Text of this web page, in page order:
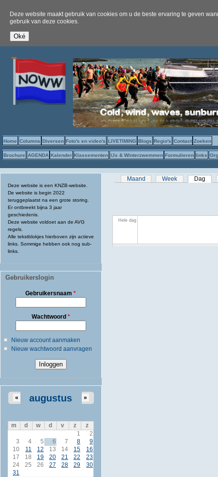
Deze website maakt gebruik van cookies om u de beste ervaring te geven
gebruik van deze cookies.
Home Columns Diversen Foto's en video's LIVETIMING Blogs Regio's Contact Zoeken
Brochure AGENDA Kalender Klassementen IJs & Winterzwemmen Formulieren links
Deze website is een KNZB-website.
De website is begin 2022
teruggeplaatst na een grote storing.
Er ontbreekt bijna 3 jaar
geschiedenis.
Deze website voldoet aan de AVG
regels.
Alle tekstblokjes hierboven zijn actieve
links. Sommige hebben ook nog sub-
links.
Gebruikerslogin
Gebruikersnaam*
Wachtwoord *
Nieuw account aanmaken
Nieuw wachtwoord aanvragen
augustus
« »
m d w d v z
z
1
2
3
4 5 6 7 8
9
10
11 12 13 14 15
16
17
18 19 20 21 22
23
24
25 26 27 28 29
30
31
Primaire tabs
Maand Week Dag
Hele dag